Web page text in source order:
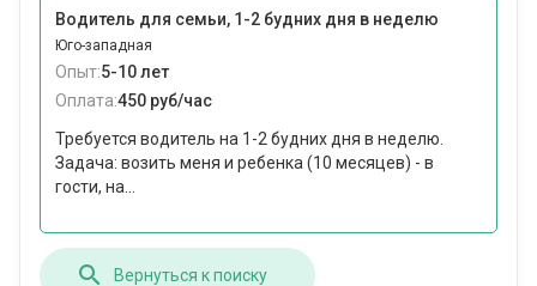
Водитель для семьи, 1-2 будних дня в неделю
Юго-западная
Опыт:5-10 лет
Оплата:450 руб/час
Требуется водитель на 1-2 будних дня в неделю.
Задача: возить меня и ребенка (10 месяцев) - в
гости, на...
Вернуться к поиску